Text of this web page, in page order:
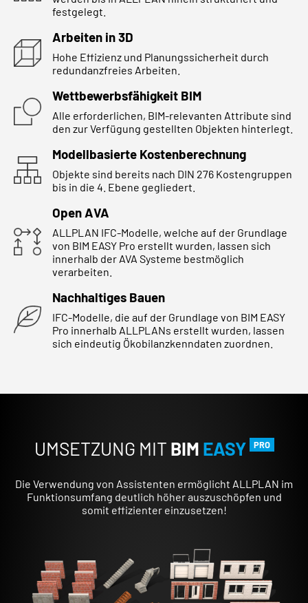
festgelegt.
Arbeiten in 3D
Hohe Effizienz und Planungssicherheit durch
redundanzfreies Arbeiten.
Wettbewerbsfähigkeit BIM
Alle erforderlichen, BIM-relevanten Attribute sind
den zur Verfügung gestellten Objekten hinterlegt.
Modellbasierte Kostenberechnung
Objekte sind bereits nach DIN 276 Kostengruppen
bis in die 4. Ebene gegliedert.
Open AVA
ALLPLAN IFC-Modelle, welche auf der Grundlage
von BIM EASY Pro erstellt wurden, lassen sich
innerhalb der AVA Systeme bestmöglich
verarbeiten.
Nachhaltiges Bauen
IFC-Modelle, die auf der Grundlage von BIM EASY
Pro innerhalb ALLPLANs erstellt wurden, lassen
sich eindeutig Ökobilanzkenndaten zuordnen.
UMSETZUNG MIT BIM EASY PRO
Die Verwendung von Assistenten ermöglicht ALLPLAN im
Funktionsumfang deutlich höher auszuschöpfen und
somit effizienter einzusetzen!